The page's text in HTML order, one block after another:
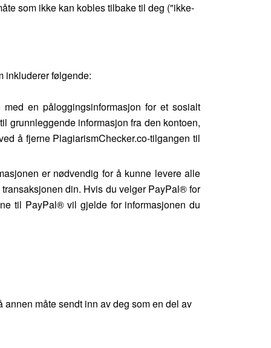
som ikke kan kobles tilbake til deg ("ikke-
inkluderer følgende:
en påloggingsinformasjon for et sosialt
grunnleggende informasjon fra den kontoen,
å fjerne PlagiarismChecker.co-tilgangen til
er nødvendig for å kunne levere alle
din. Hvis du velger PayPal® for
til PayPal® vil gjelde for informasjonen du
måte sendt inn av deg som en del av